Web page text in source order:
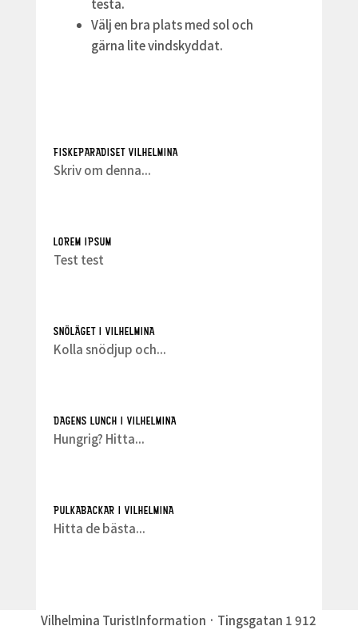
testa.
Välj en bra plats med sol och
gärna lite vindskyddat.
FISKEPARADISET VILHELMINA
Skriv om denna...
LOREM IPSUM
Test test
SNÖLÄGET I VILHELMINA
Kolla snödjup och...
DAGENS LUNCH I VILHELMINA
Hungrig? Hitta...
PULKABACKAR I VILHELMINA
Hitta de bästa...
Vilhelmina TuristInformation · Tingsgatan 1 912